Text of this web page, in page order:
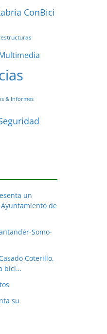
ConBici
& Informes
un
de
Somo-
Coterillo,
bici…
su